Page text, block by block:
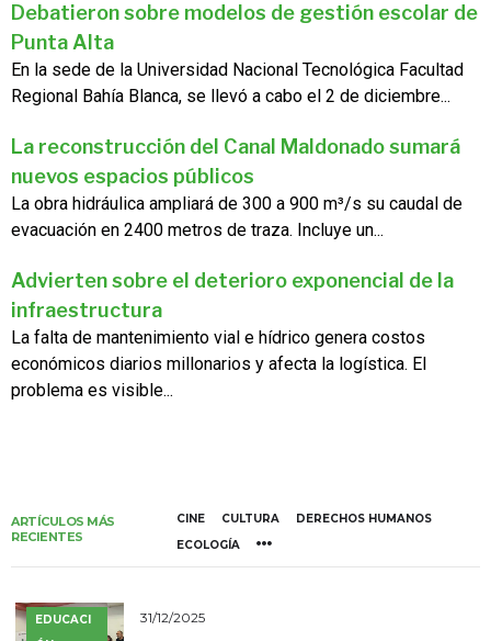
Debatieron sobre modelos de gestión escolar de
Punta Alta
En la sede de la Universidad Nacional Tecnológica Facultad
Regional Bahía Blanca, se llevó a cabo el 2 de diciembre...
La reconstrucción del Canal Maldonado sumará
nuevos espacios públicos
La obra hidráulica ampliará de 300 a 900 m³/s su caudal de
evacuación en 2400 metros de traza. Incluye un...
Advierten sobre el deterioro exponencial de la
infraestructura
La falta de mantenimiento vial e hídrico genera costos
económicos diarios millonarios y afecta la logística. El
problema es visible...
ARTÍCULOS MÁS
RECIENTES
CINE CULTURA
DERECHOS HUMANOS
ECOLOGÍA
EDUCACI
31/12/2025